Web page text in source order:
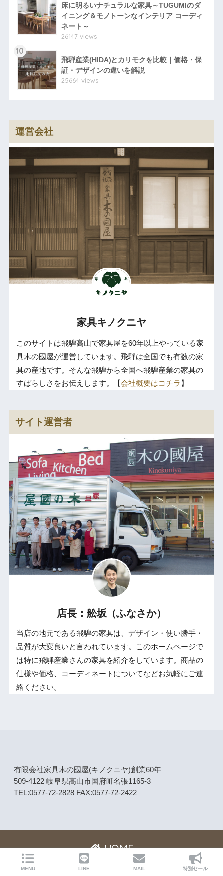
床に明るいナチュラルな家具～TUGUMIのダ
イニング＆モノトーンなインテリア コーディ
ネート～
26147 views
10
飛騨産業(HIDA)とカリモクを比較｜価格・保
証・デザインの違いを解説
25664 views
運営会社
家具キノクニヤ
このサイトは飛騨高山で家具屋を60年以上やっている家
具木の國屋が運営しています。飛騨は全国でも有数の家
具の産地です。そんな飛騨から全国へ飛騨産業の家具の
すばらしさをお伝えします。【会社概要はコチラ 】
サイト運営者
店長：舩坂（ふなさか）
当店の地元である飛騨の家具は、デザイン・使い勝手・
品質が大変良いと言われています。このホームページで
は特に飛騨産業さんの家具を紹介をしています。商品の
仕様や価格、コーディネートについてなどお気軽にご連
絡ください。
有限会社家具木の國屋(キノクニヤ)創業60年
509-4122 岐阜県高山市国府町名張1165-3
TEL:0577-72-2828 FAX:0577-72-2422
HOME
ニュース・コラム ブランド（シリーズ）紹介
MENU LINE MAIL 特別セール